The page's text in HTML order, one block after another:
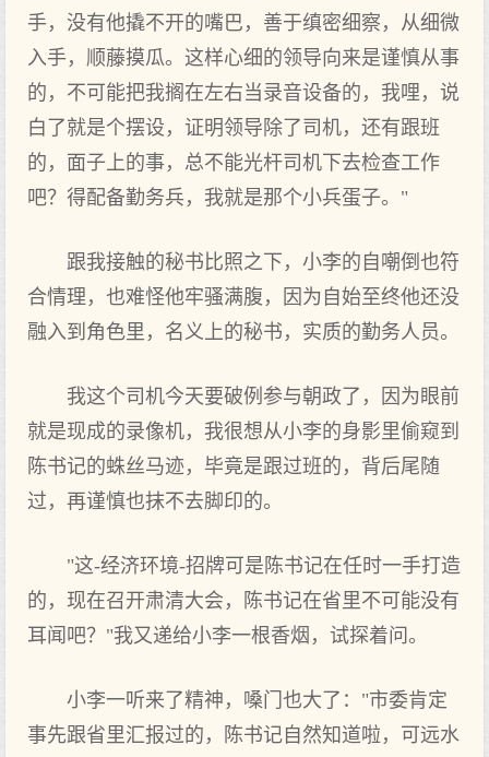
手，没有他撬不开的嘴巴，善于缜密细察，从细微
入手，顺藤摸瓜。这样心细的领导向来是谨慎从事
的，不可能把我搁在左右当录音设备的，我哩，说
白了就是个摆设，证明领导除了司机，还有跟班
的，面子上的事，总不能光杆司机下去检查工作
吧？得配备勤务兵，我就是那个小兵蛋子。"
跟我接触的秘书比照之下，小李的自嘲倒也符
合情理，也难怪他牢骚满腹，因为自始至终他还没
融入到角色里，名义上的秘书，实质的勤务人员。
我这个司机今天要破例参与朝政了，因为眼前
就是现成的录像机，我很想从小李的身影里偷窥到
陈书记的蛛丝马迹，毕竟是跟过班的，背后尾随
过，再谨慎也抹不去脚印的。
"这-经济环境-招牌可是陈书记在任时一手打造
的，现在召开肃清大会，陈书记在省里不可能没有
耳闻吧？"我又递给小李一根香烟，试探着问。
小李一听来了精神，嗓门也大了："市委肯定
事先跟省里汇报过的，陈书记自然知道啦，可远水